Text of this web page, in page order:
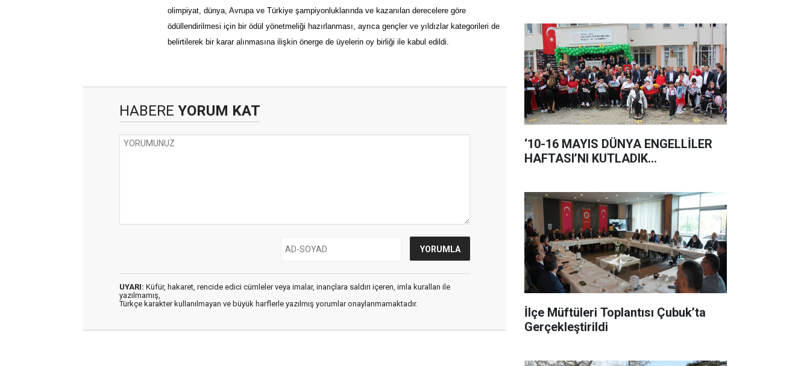
olimpiyat, dünya, Avrupa ve Türkiye şampiyonluklarında ve kazanılan derecelere göre
ödüllendirilmesi için bir ödül yönetmeliği hazırlanması, ayrıca gençler ve yıldızlar kategorileri de
belirtilerek bir karar alınmasına ilişkin önerge de üyelerin oy birliği ile kabul edildi.
HABERE YORUM KAT
UYARI: Küfür, hakaret, rencide edici cümleler veya imalar, inançlara saldırı içeren, imla kuralları ile
yazılmamış,
Türkçe karakter kullanılmayan ve büyük harflerle yazılmış yorumlar onaylanmamaktadır.
‘10-16 MAYIS DÜNYA ENGELLİLER
HAFTASI’NI KUTLADIK…
İlçe Müftüleri Toplantısı Çubuk’ta
Gerçekleştirildi